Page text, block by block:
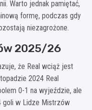
Warto jednak pamiętać,
formę, podczas gdy
niezagrożone.
2025/26
że Real wciąż jest
2024 Real
0-1 na wyjeździe, ale
goli w Lidze Mistrzów